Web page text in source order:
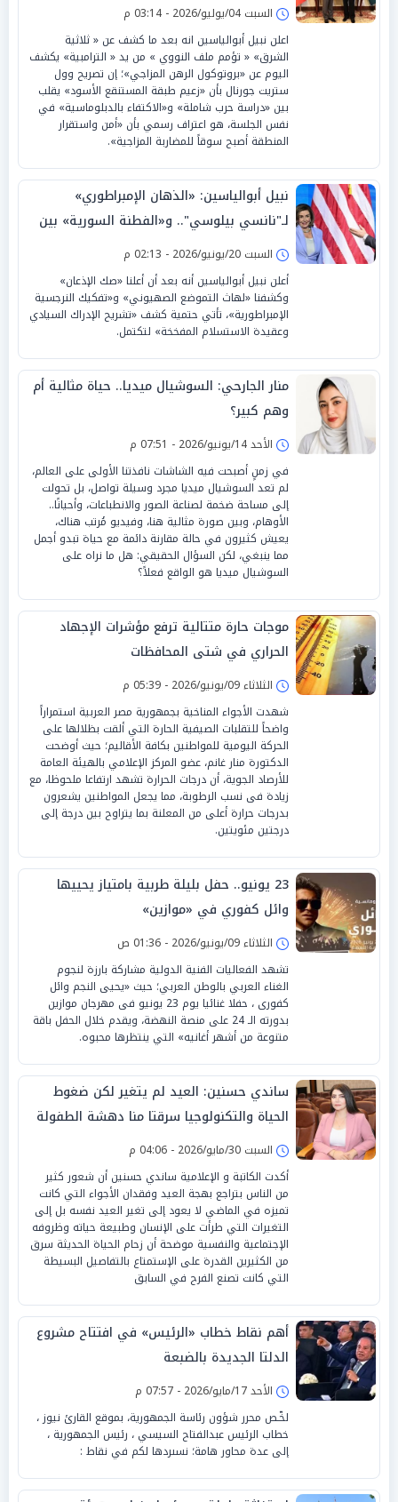
السبت 04/يوليو/2026 - 03:14 م
اعلن نبيل أبوالياسين انه بعد ما كشف عن « ثلاثية
الشرق» « تؤمم ملف النووي » من يد « الترامبية» يكشف
اليوم عن «بروتوكول الرهن المزاجي»؛ إن تصريح وول
ستريت جورنال بأن «زعيم طبقة المستنقع الأسود» يقلب
بين «دراسة حرب شاملة» و«الاكتفاء بالدبلوماسية» في
نفس الجلسة، هو اعتراف رسمي بأن «أمن واستقرار
المنطقة أصبح سوقاً للمضاربة المزاجية».
نبيل أبوالياسين: «الذهان الإمبراطوري»
لـ"نانسي بيلوسي".. و«الفطنة السورية» بين
«الجغرافيا البديلة» و«الارتداد السيكوباتي»
السبت 20/يونيو/2026 - 02:13 م
أعلن نبيل أبوالياسين أنه بعد أن أعلنا «صك الإذعان»
وكشفنا «لهاث التموضع الصهيوني» و«تفكيك النرجسية
الإمبراطورية»، تأتي حتمية كشف «تشريح الإدراك السيادي
وعقيدة الاستسلام المفخخة» لتكتمل.
منار الجارحي: السوشيال ميديا.. حياة مثالية أم
وهم كبير؟
الأحد 14/يونيو/2026 - 07:51 م
في زمنٍ أصبحت فيه الشاشات نافذتنا الأولى على العالم،
لم تعد السوشيال ميديا مجرد وسيلة تواصل، بل تحولت
إلى مساحة ضخمة لصناعة الصور والانطباعات، وأحيانًا..
الأوهام، وبين صورة مثالية هنا، وفيديو مُرتب هناك،
يعيش كثيرون في حالة مقارنة دائمة مع حياة تبدو أجمل
مما ينبغي، لكن السؤال الحقيقي: هل ما نراه على
السوشيال ميديا هو الواقع فعلاً؟
موجات حارة متتالية ترفع مؤشرات الإجهاد
الحراري في شتى المحافظات
الثلاثاء 09/يونيو/2026 - 05:39 م
شهدت الأجواء المناخية بجمهورية مصر العربية استمراراً
واضحاً للتقلبات الصيفية الحارة التي ألقت بظلالها على
الحركة اليومية للمواطنين بكافة الأقاليم؛ حيث أوضحت
الدكتورة منار غانم، عضو المركز الإعلامي بالهيئة العامة
للأرصاد الجوية، أن درجات الحرارة تشهد ارتفاعا ملحوظا، مع
زيادة فى نسب الرطوبة، مما يجعل المواطنين يشعرون
بدرجات حرارة أعلى من المعلنة بما يتراوح بين درجة إلى
درجتين مئويتين.
23 يونيو.. حفل بليلة طربية بامتياز يحييها
وائل كفوري في «موازين»
الثلاثاء 09/يونيو/2026 - 01:36 ص
تشهد الفعاليات الفنية الدولية مشاركة بارزة لنجوم
الغناء العربي بالوطن العربي؛ حيث «يحيى النجم وائل
كفورى ، حفلا غنائيا يوم 23 يونيو فى مهرجان موازين
بدورته الـ 24 على منصة النهضة، ويقدم خلال الحفل باقة
متنوعة من أشهر أغانيه» التي ينتظرها محبوه.
ساندي حسنين: العيد لم يتغير لكن ضغوط
الحياة والتكنولوجيا سرقتا منا دهشة الطفولة
السبت 30/مايو/2026 - 04:06 م
أكدت الكاتبة و الإعلامية ساندي حسنين أن شعور كثير
من الناس بتراجع بهجة العيد وفقدان الأجواء التي كانت
تميزه في الماضي لا يعود إلى تغير العيد نفسه بل إلى
التغيرات التي طرأت على الإنسان وطبيعة حياته وظروفه
الإجتماعية والنفسية موضحة أن زحام الحياة الحديثة سرق
من الكثيرين القدرة على الإستمتاع بالتفاصيل البسيطة
التي كانت تصنع الفرح في السابق
أهم نقاط خطاب «الرئيس» في افتتاح مشروع
الدلتا الجديدة بالضبعة
الأحد 17/مايو/2026 - 07:57 م
لخّـص محرر شؤون رئاسة الجمهورية، بموقع القارئ نيوز ،
خطاب الرئيس عبدالفتاح السيسي ، رئيس الجمهورية ،
إلى عدة محاور هامة؛ نسىردها لكم في نقاط :